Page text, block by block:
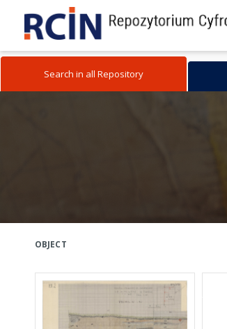
Search in all Repository
OBJECT